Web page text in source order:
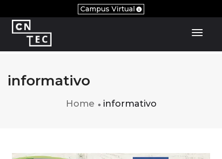
Campus Virtual
informativo
Home informativo